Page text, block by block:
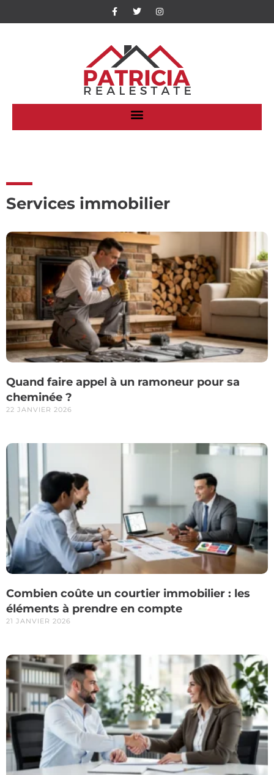
Services immobilier
Quand faire appel à un ramoneur pour sa
cheminée ?
22 JANVIER 2026
Combien coûte un courtier immobilier : les
éléments à prendre en compte
21 JANVIER 2026